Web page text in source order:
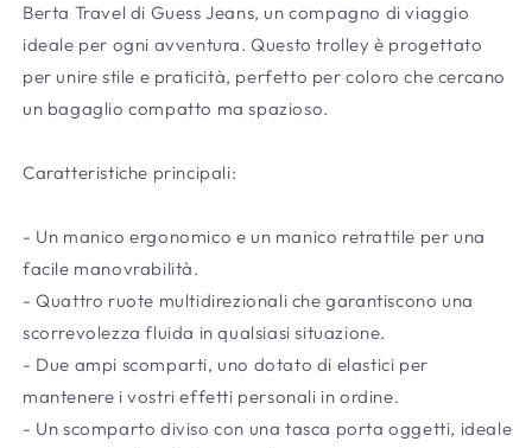
Berta Travel di Guess Jeans, un compagno di viaggio
ideale per ogni avventura. Questo trolley è progettato
per unire stile e praticità, perfetto per coloro che cercano
un bagaglio compatto ma spazioso.
Caratteristiche principali:
- Un manico ergonomico e un manico retrattile per una
facile manovrabilità.
- Quattro ruote multidirezionali che garantiscono una
scorrevolezza fluida in qualsiasi situazione.
- Due ampi scomparti, uno dotato di elastici per
mantenere i vostri effetti personali in ordine.
- Un scomparto diviso con una tasca porta oggetti, ideale